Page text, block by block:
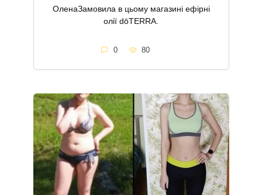
ОленаЗамовила в цьому магазині ефірні
олії dōTERRA.
0 80